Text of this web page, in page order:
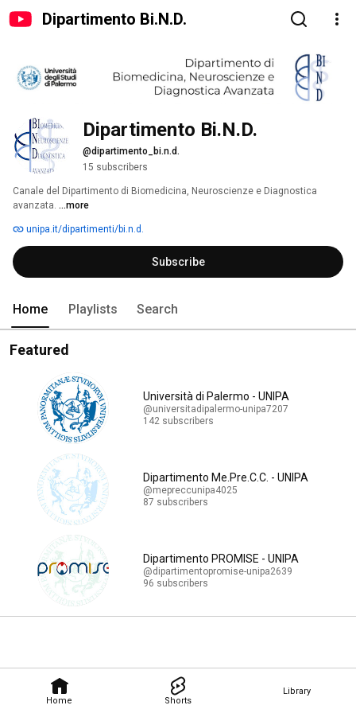
Dipartimento Bi.N.D.
Home Shorts
Library
Dipartimento Bi.N.D.
@dipartimento_bi.n.d.
15 subscribers
Canale del Dipartimento di Biomedicina, Neuroscienze e Diagnostica
avanzata. ...more
unipa.it/dipartimenti/bi.n.d.
Subscribe
Home Playlists Search
Featured
Università di Palermo - UNIPA
@universitadipalermo-unipa7207
142 subscribers
Dipartimento Me.Pre.C.C. - UNIPA
@mepreccunipa4025
87 subscribers
Dipartimento PROMISE - UNIPA
@dipartimentopromise-unipa2639
96 subscribers